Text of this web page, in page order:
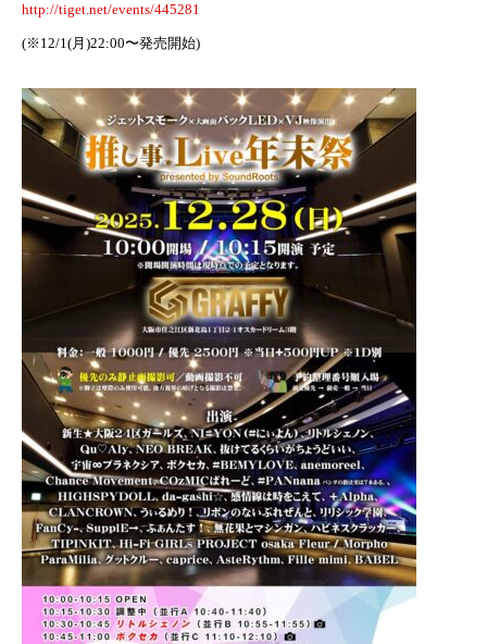
http://tiget.net/events/445281
(※12/1(月)22:00〜発売開始)